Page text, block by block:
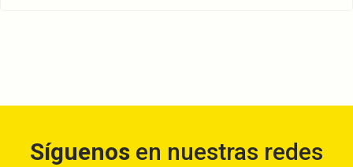
Síguenos en nuestras redes